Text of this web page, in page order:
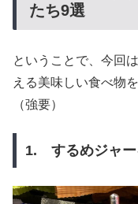
たち9選
ということで、今回
える美味しい食べ物
（強要）
1. するめジャー